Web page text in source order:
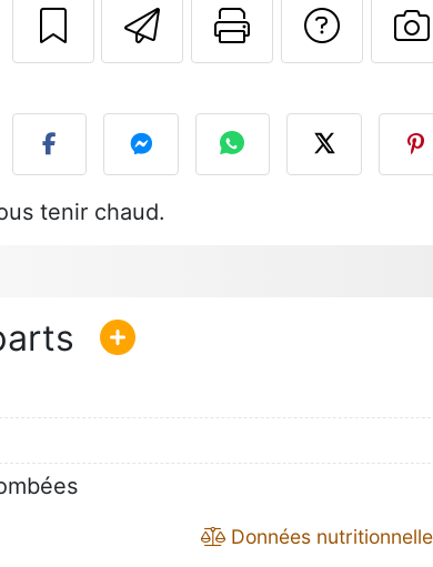
Envoyer cette
Imprimer
tenir chaud.
Données